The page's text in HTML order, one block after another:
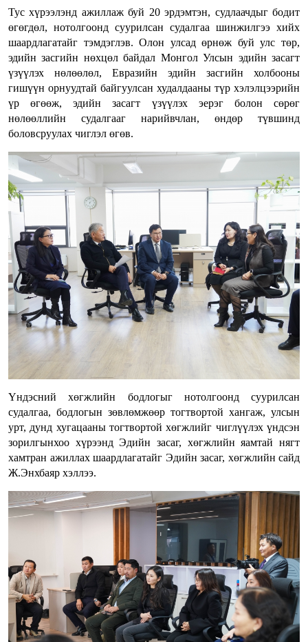
Тус хүрээлэнд ажиллаж буй 20 эрдэмтэн, судлаачдыг бодит
өгөгдөл, нотолгоонд суурилсан судалгаа шинжилгээ хийх
шаардлагатайг тэмдэглэв. Олон улсад өрнөж буй улс төр,
эдийн засгийн нөхцөл байдал Монгол Улсын эдийн засагт
үзүүлэх нөлөөлөл, Евразийн эдийн засгийн холбооны
гишүүн орнуудтай байгуулсан худалдааны түр хэлэлцээрийн
үр өгөөж, эдийн засагт үзүүлэх эерэг болон сөрөг
нөлөөллийн судалгааг нарийвчлан, өндөр түвшинд
боловсруулах чиглэл өгөв.
Үндэсний хөгжлийн бодлогыг нотолгоонд суурилсан
судалгаа, бодлогын зөвлөмжөөр тогтвортой хангаж, улсын
урт, дунд хугацааны тогтвортой хөгжлийг чиглүүлэх үндсэн
зорилгынхоо хүрээнд Эдийн засаг, хөгжлийн яамтай нягт
хамтран ажиллах шаардлагатайг Эдийн засаг, хөгжлийн сайд
Ж.Энхбаяр хэллээ.